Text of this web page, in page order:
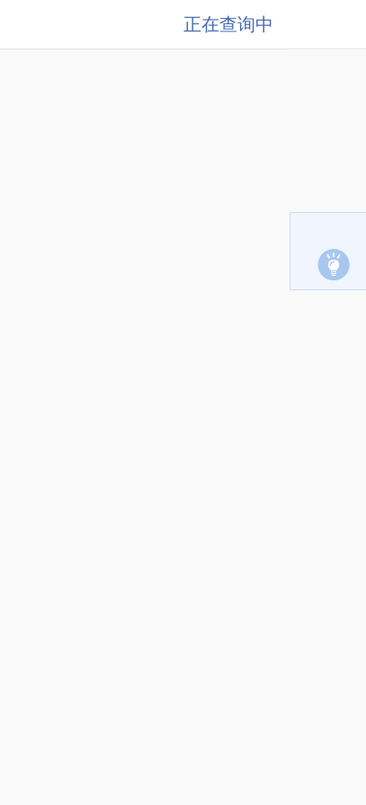
正在查询中